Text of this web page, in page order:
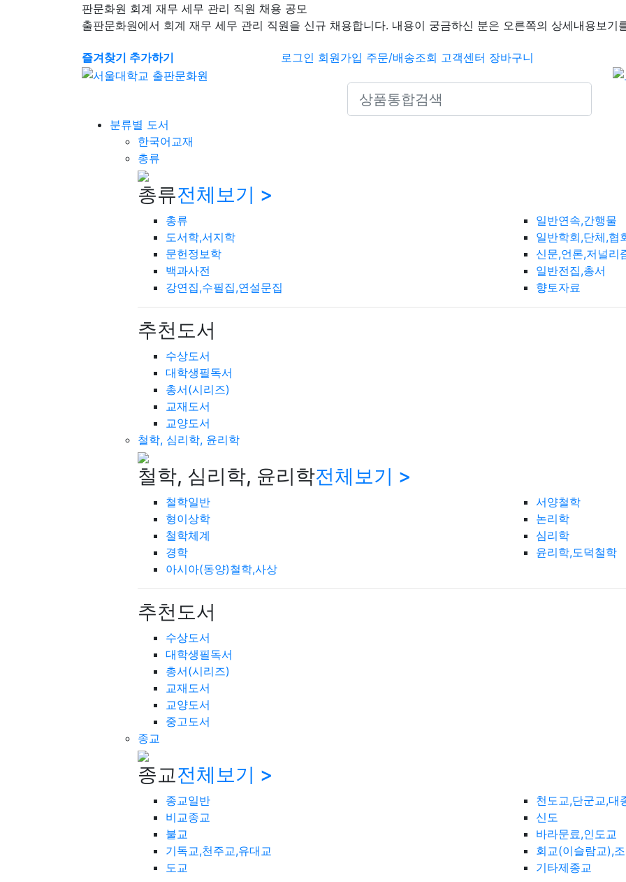
판문화원 회계 재무 세무 관리 직원 채용 공모
출판문화원에서 회계 재무 세무 관리 직원을 신규 채용합니다. 내용이 궁금하신 분은 오른쪽의 상세내용보기
즐겨찾기 추가하기 로그인 회원가입 주문/배송조회 고객센터 장바구니
Search icons
분류별 도서
한국어교재
총류
총류전체보기 >
총류
도서학,서지학
문헌정보학
백과사전
강연집,수필집,연설문집
일반연속,간행물
일반학회,단체,협
신문,언론,저널리
일반전집,총서
향토자료
추천도서
수상도서
대학생필독서
총서(시리즈)
교재도서
교양도서
철학, 심리학, 윤리학
철학, 심리학, 윤리학전체보기 >
철학일반
형이상학
철학체계
경학
아시아(동양)철학,사상
서양철학
논리학
심리학
윤리학,도덕철학
추천도서
수상도서
대학생필독서
총서(시리즈)
교재도서
교양도서
중고도서
종교
종교전체보기 >
종교일반
비교종교
불교
기독교,천주교,유대교
도교
천도교,단군교,대
신도
바라문료,인도교
회교(이슬람교),
기타제종교